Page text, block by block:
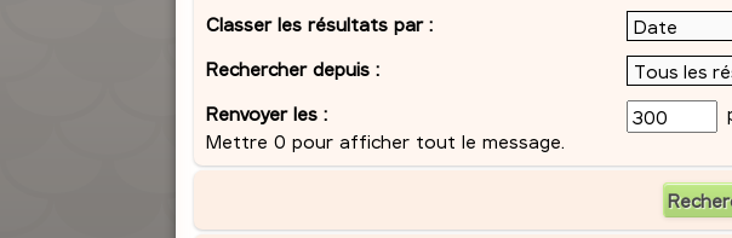
Classer les résultats par :
Rechercher depuis :
Renvoyer les :
Mettre 0 pour afficher tout le message.